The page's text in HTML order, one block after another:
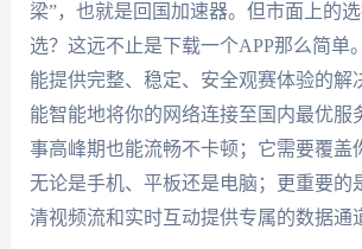
梁”，也就是回国加速器。但市面上的
选？这远不止是下载一个APP那么简单
能提供完整、稳定、安全观赛体验的解
能智能地将你的网络连接至国内最优服
事高峰期也能流畅不卡顿；它需要覆盖
无论是手机、平板还是电脑；更重要的
清视频流和实时互动提供专属的数据通